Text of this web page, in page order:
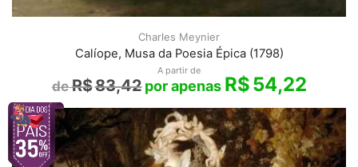
Charles Meynier
Calíope, Musa da Poesia Épica (1798)
A partir de
R$83,42 R$54,22